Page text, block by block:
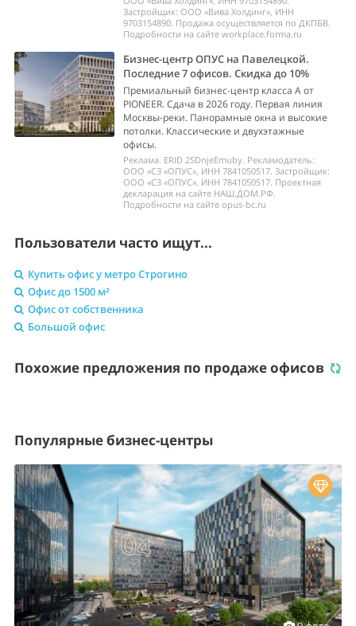
Застройщик: ООО «Вива Холдинг», ИНН
9703154890. Продажа осуществляется по ДКПБВ.
Подробности на сайте workplace.forma.ru
Бизнес-центр ОПУС на Павелецкой.
Последние 7 офисов. Скидка до 10%
Премиальный бизнес-центр класса А от
PIONEER. Сдача в 2026 году. Первая линия
Москвы-реки. Панорамные окна и высокие
потолки. Классические и двухэтажные
офисы.
Реклама. ERID 2SDnjeEmuby. Рекламодатель:
ООО «СЗ «ОПУС», ИНН 7841050517. Застройщик:
ООО «СЗ «ОПУС», ИНН 7841050517. Проектная
декларация на сайте НАШ.ДОМ.РФ.
Подробности на сайте opus-bc.ru
Пользователи часто ищут...
Купить офис у метро Строгино
Офис до 1500 м²
Офис от собственника
Большой офис
Похожие предложения по продаже офисов
Популярные бизнес-центры